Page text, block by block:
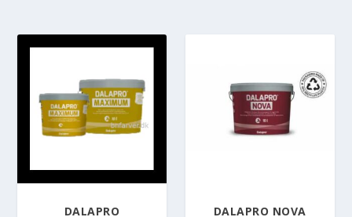
DALAPRO
DALAPRO NOVA